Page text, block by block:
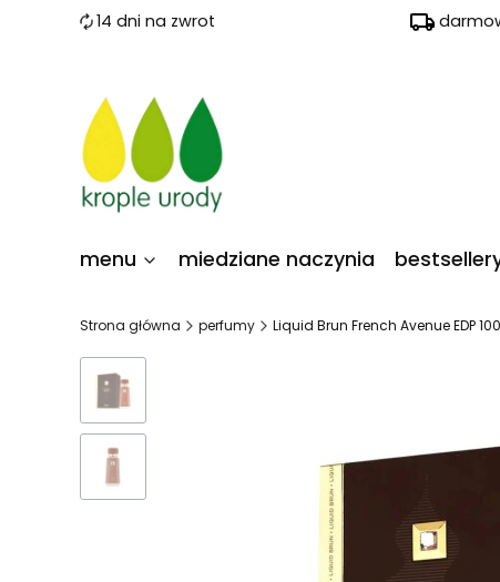
14 dni na zwrot
menu miedziane naczynia
Strona główna perfumy Liquid Brun French Avenue EDP